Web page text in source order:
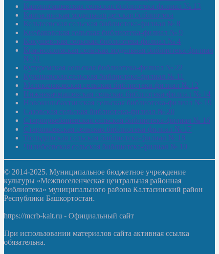
Калмиябашевская сельская библиотека-филиал № 13
Калтасинская модельная детская библиотека
Кельтеевская сельская библиотека-филиал № 8
Киебаковская сельская библиотека-филиал № 9
Кокушевская сельская библиотека-филиал № 4
Краснохолмская сельская модельная библиотека-филиал
№ 21
Кутеремская сельская библиотека-филиал № 22
Кучашевская сельская библиотека-филиал № 11
Малокачаковская сельская библиотека-филиал № 12
Нижнекачмашевская сельская библиотека-филиал № 14
Новокильбахтинская сельская библиотека-филиал № 19
Сазовская сельская библиотека-филиал № 20
Староорьебашевская сельская библиотека-филиал № 16
Старояшевская сельская библиотека-филиал № 17
Тюльдинская сельская библиотека-филиал № 18
Чилибеевская сельская библиотека-филиал № 10
© 2014-2025. Муниципальное бюджетное учреждение
культуры «Межпоселенческая центральная районная
библиотека» муниципального района Калтасинский район
Республики Башкортостан.
https://mcrb-kalt.ru - Официальный сайт
При использовании материалов сайта активная ссылка
обязательна.